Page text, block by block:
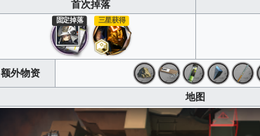
首次掉落
固定掉落 三星获得
额外物资
地图